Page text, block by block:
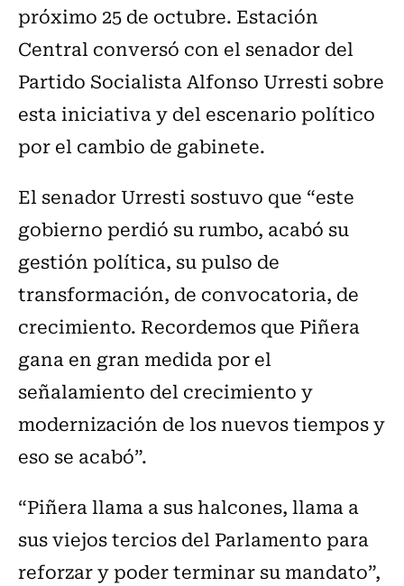
próximo 25 de octubre. Estación
Central conversó con el senador del
Partido Socialista Alfonso Urresti sobre
esta iniciativa y del escenario político
por el cambio de gabinete.
El senador Urresti sostuvo que “este
gobierno perdió su rumbo, acabó su
gestión política, su pulso de
transformación, de convocatoria, de
crecimiento. Recordemos que Piñera
gana en gran medida por el
señalamiento del crecimiento y
modernización de los nuevos tiempos y
eso se acabó”.
“Piñera llama a sus halcones, llama a
sus viejos tercios del Parlamento para
reforzar y poder terminar su mandato”,